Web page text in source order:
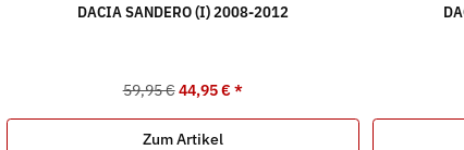
DACIA SANDERO (I) 2008-2012
59,95 € 44,95 €*
Zum Artikel